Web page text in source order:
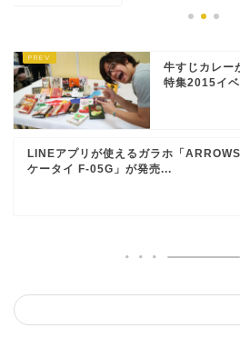
牛すじカレー
特集2015イ
LINEアプリが使えるガラホ「ARROWS
ケータイ F-05G」が発売...